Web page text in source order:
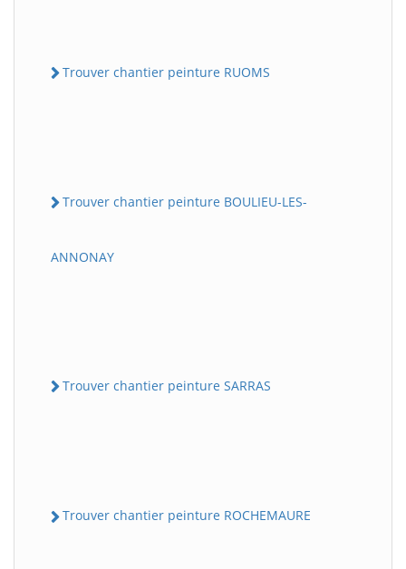
Trouver chantier peinture RUOMS
Trouver chantier peinture BOULIEU-LES-
ANNONAY
Trouver chantier peinture SARRAS
Trouver chantier peinture ROCHEMAURE